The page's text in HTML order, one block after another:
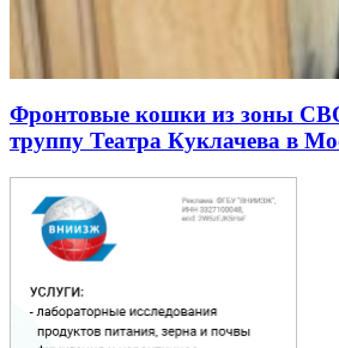
Фронтовые кошки из зоны
труппу Театра Куклачева в